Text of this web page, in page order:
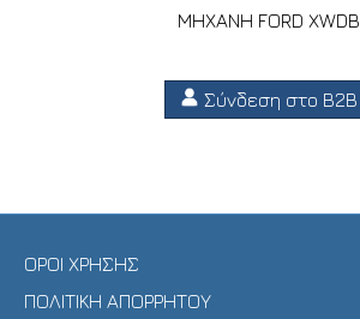
ΜΗΧΑΝΗ FORD XWDB
Σύνδεση στο B2B
ΟΡΟΙ ΧΡΗΣΗΣ
ΠΟΛΙΤΙΚΗ ΑΠΟΡΡΗΤΟΥ